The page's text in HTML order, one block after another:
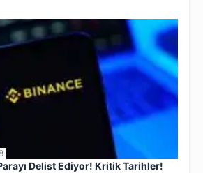
Delist Ediyor! Kritik Tarihler!